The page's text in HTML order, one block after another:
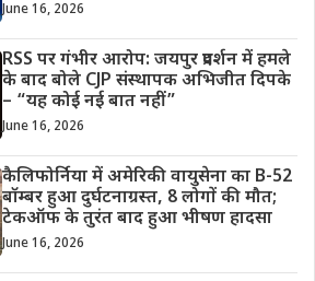
June 16, 2026
RSS पर गंभीर आरोप: जयपुर प्रदर्शन में हमले
के बाद बोले CJP संस्थापक अभिजीत दिपके
– “यह कोई नई बात नहीं”
June 16, 2026
कैलिफोर्निया में अमेरिकी वायुसेना का B-52
बॉम्बर हुआ दुर्घटनाग्रस्त, 8 लोगों की मौत;
टेकऑफ के तुरंत बाद हुआ भीषण हादसा
June 16, 2026